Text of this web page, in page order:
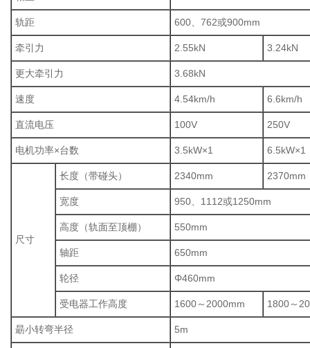
轨距 600、762或900mm
牵引力 2.55kN 3.24kN
更大牵引力 3.68kN
速度 4.54km/h 6.6km/h
直流电压 100V 250V
电机功率×台数 3.5kW×1 6.5kW×1
尺寸
长度（带碰头） 2340mm 2370mm
宽度 950、1112或1250mm
高度（轨面至顶棚） 550mm
轴距 650mm
轮径 Φ460mm
受电器工作高度 1600～2000mm 1800～
朂小转弯半径 5m